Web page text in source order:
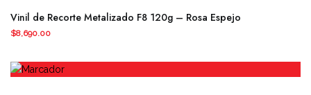
Vinil de Recorte Metalizado F8 120g – Rosa Espejo
$8,690.00